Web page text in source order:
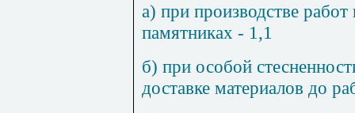
а) при производстве
памятниках - 1,1
б) при особой
доставке материалов до